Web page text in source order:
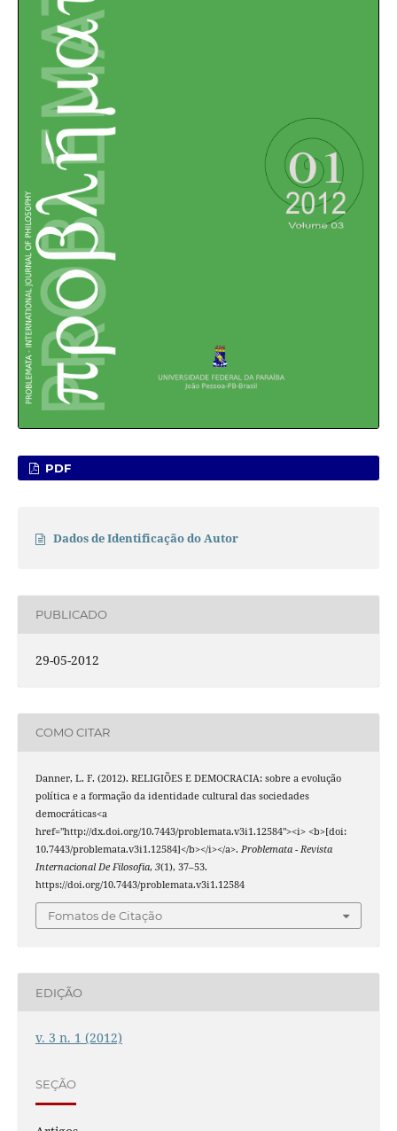
PDF
Dados de Identificação do Autor
PUBLICADO
29-05-2012
COMO CITAR
Danner, L. F. (2012). RELIGIÕES E DEMOCRACIA: sobre a evolução
política e a formação da identidade cultural das sociedades
democráticas<a
href="http://dx.doi.org/10.7443/problemata.v3i1.12584"><i> <b>[doi:
10.7443/problemata.v3i1.12584]</b></i></a>. Problemata - Revista
Internacional De Filosofia, 3(1), 37–53.
https://doi.org/10.7443/problemata.v3i1.12584
Fomatos de Citação
EDIÇÃO
v. 3 n. 1 (2012)
SEÇÃO